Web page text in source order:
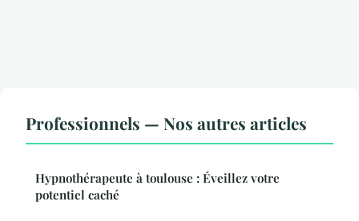
Professionnels — Nos autres articles
Hypnothérapeute à toulouse : Éveillez votre
potentiel caché